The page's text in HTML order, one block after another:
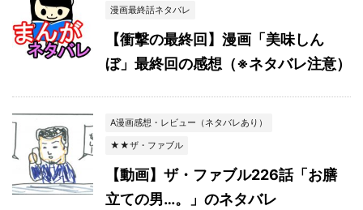
漫画最終話ネタバレ
【衝撃の最終回】漫画「美味しん
ぼ」最終回の感想（※ネタバレ注意）
A漫画感想・レビュー（ネタバレあり）
★★ザ・ファブル
【動画】ザ・ファブル226話「お膳
立ての男…。」のネタバレ